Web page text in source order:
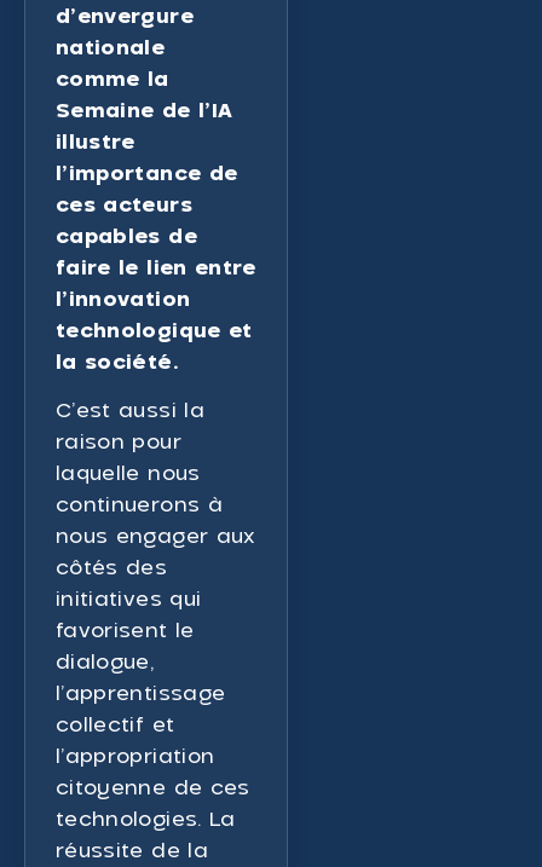
d’envergure
nationale
comme la
Semaine de l’IA
illustre
l’importance de
ces acteurs
capables de
faire le lien entre
l’innovation
technologique et
la société.
C’est aussi la
raison pour
laquelle nous
continuerons à
nous engager aux
côtés des
initiatives qui
favorisent le
dialogue,
l’apprentissage
collectif et
l’appropriation
citoyenne de ces
technologies. La
réussite de la